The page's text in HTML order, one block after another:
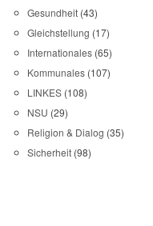
Gesundheit (43)
Gleichstellung (17)
Internationales (65)
Kommunales (107)
LINKES (108)
NSU (29)
Religion & Dialog (35)
Sicherheit (98)